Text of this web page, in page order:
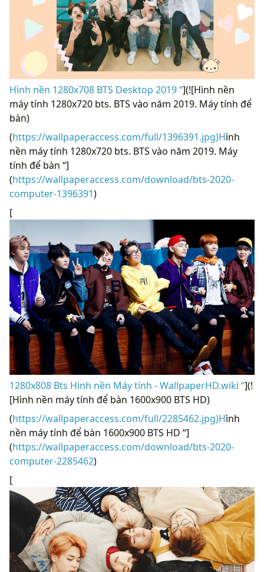
Hình nền 1280x708 BTS Desktop 2019 “](![Hình nền
máy tính 1280x720 bts. BTS vào năm 2019. Máy tính để
bàn)
(https://wallpaperaccess.com/full/1396391.jpg)Hình
nền máy tính 1280x720 bts. BTS vào năm 2019. Máy
tính để bàn “]
(https://wallpaperaccess.com/download/bts-2020-
computer-1396391)
[
1280x808 Bts Hình nền Máy tính - WallpaperHD.wiki “](!
[Hình nền máy tính để bàn 1600x900 BTS HD)
(https://wallpaperaccess.com/full/2285462.jpg)Hình
nền máy tính để bàn 1600x900 BTS HD “]
(https://wallpaperaccess.com/download/bts-2020-
computer-2285462)
[